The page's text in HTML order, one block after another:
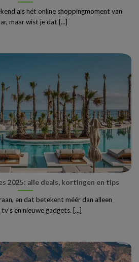
als hét online shoppingmoment van
maar wist je dat [...]
2025: alle deals, kortingen en tips
en dat betekent méér dan alleen
en nieuwe gadgets. [...]